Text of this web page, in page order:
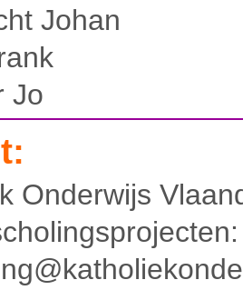
Johan
Jo
Onderwijs